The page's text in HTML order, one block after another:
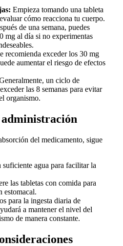
Empieza tomando una tableta
cómo reacciona tu cuerpo.
de una semana, puedes
mg al día si no experimentas
recomienda exceder los 30 mg
aumentar el riesgo de efectos
un ciclo de
las 8 semanas para evitar
organismo.
administración
del medicamento, sigue
suficiente agua para facilitar la
las tabletas con comida para
estomacal.
para la ingesta diaria de
a mantener el nivel del
de manera constante.